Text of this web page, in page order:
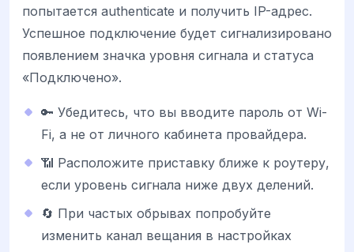
попытается authenticate и получить IP-адрес.
Успешное подключение будет сигнализировано
появлением значка уровня сигнала и статуса
«Подключено».
🔑 Убедитесь, что вы вводите пароль от Wi-
Fi, а не от личного кабинета провайдера.
📶 Расположите приставку ближе к роутеру,
если уровень сигнала ниже двух делений.
🔄 При частых обрывах попробуйте
изменить канал вещания в настройках